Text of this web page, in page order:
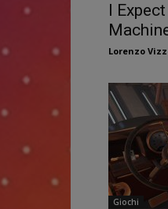
I
Lorenzo
Giochi